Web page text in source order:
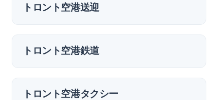
トロント空港送迎
トロント空港鉄道
トロント空港タクシー